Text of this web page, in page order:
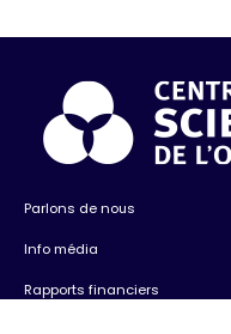
Parlons de nous
Info média
Rapports financiers